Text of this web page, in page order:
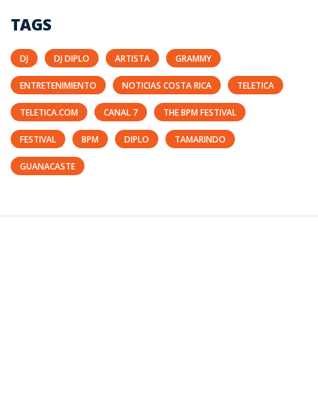
TAGS
DJ DJ DIPLO ARTISTA GRAMMY
ENTRETENIMIENTO NOTICIAS COSTA RICA TELETICA
TELETICA.COM CANAL 7 THE BPM FESTIVAL
FESTIVAL BPM DIPLO TAMARINDO
GUANACASTE